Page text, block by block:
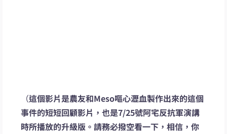
（這個影片是農友和Meso嘔心瀝血製作出來的這個
事件的短短回顧影片，也是7/25號阿宅反抗軍演講
時所播放的升級版。請務必撥空看一下，相信，你